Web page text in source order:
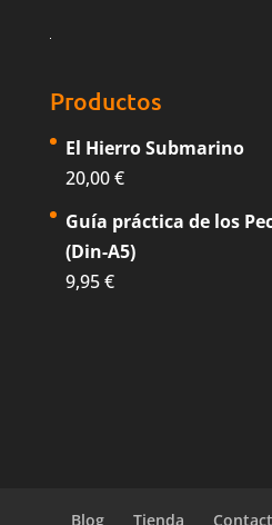
Productos
El Hierro Submarino
20,00€
Guía práctica de los
(Din-A5)
9,95€
Blog Tienda